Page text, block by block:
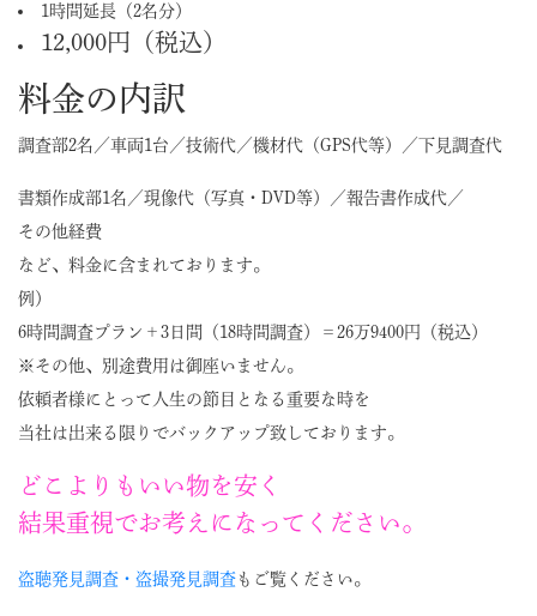
1時間延長（2名分）
12,000円（税込）
料金の内訳
調査部2名／車両1台／技術代／機材代（GPS代等）／下見調査代
書類作成部1名／現像代（写真・DVD等）／報告書作成代／
その他経費
など、料金に含まれております。
例）
6時間調査プラン＋3日間（18時間調査）＝26万9400円（税込）
※その他、別途費用は御座いません。
依頼者様にとって人生の節目となる重要な時を
当社は出来る限りでバックアップ致しております。
どこよりもいい物を安く
結果重視でお考えになってください。
盗聴発見調査・盗撮発見調査 もご覧ください。